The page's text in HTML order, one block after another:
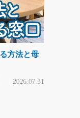
方法と母
2026.07.31